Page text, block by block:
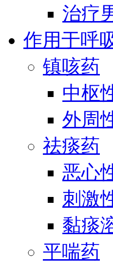
治疗
作用于呼
镇咳药
中枢
外周
祛痰药
恶心
刺激
黏痰
平喘药